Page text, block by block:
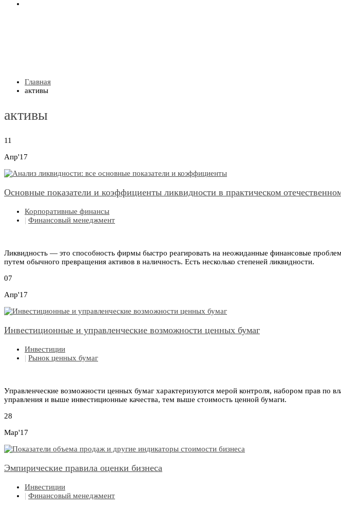
Главная
активы
активы
11
Апр'17
Основные показатели и коэффициенты ликвидности в практическом
Корпоративные финансы
| Финансовый менеджмент
Ликвидность — это способность фирмы быстро реагировать на неожиданные финансовые
путем обычного превращения активов в наличность. Есть несколько степеней ликвидности.
07
Апр'17
Инвестиционные и управленческие возможности ценных бумаг
Инвестиции
| Рынок ценных бумаг
Управленческие возможности ценных бумаг характеризуются мерой контроля, набором прав
управления и выше инвестиционные качества, тем выше стоимость ценной бумаги.
28
Мар'17
Эмпирические правила оценки бизнеса
Инвестиции
| Финансовый менеджмент